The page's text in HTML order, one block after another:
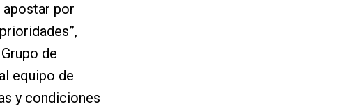
por
de
equipo de
y condiciones